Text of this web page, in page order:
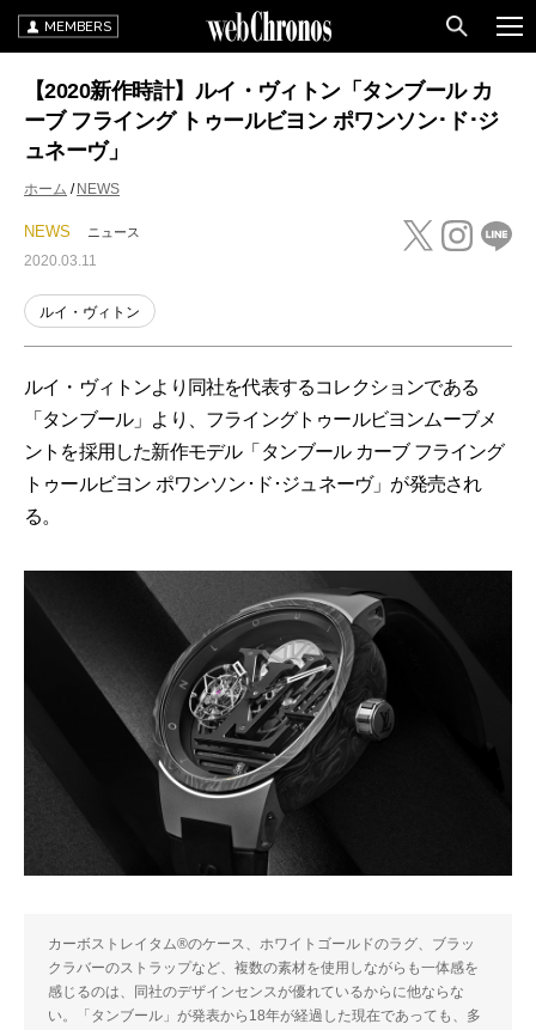
MEMBERS
【2020新作時計】ルイ・ヴィトン「タンブール カ
ーブ フライング トゥールビヨン ポワンソン･ド･ジ
ュネーヴ」
ホーム NEWS
NEWS ニュース
2020.03.11
ルイ・ヴィトン
ルイ・ヴィトンより同社を代表するコレクションである
「タンブール」より、フライングトゥールビヨンムーブメ
ントを採用した新作モデル「タンブール カーブ フライング
トゥールビヨン ポワンソン･ド･ジュネーヴ」が発売され
る。
カーボストレイタム®のケース、ホワイトゴールドのラグ、ブラッ
クラバーのストラップなど、複数の素材を使用しながらも一体感を
感じるのは、同社のデザインセンスが優れているからに他ならな
い。「タンブール」が発表から18年が経過した現在であっても、多